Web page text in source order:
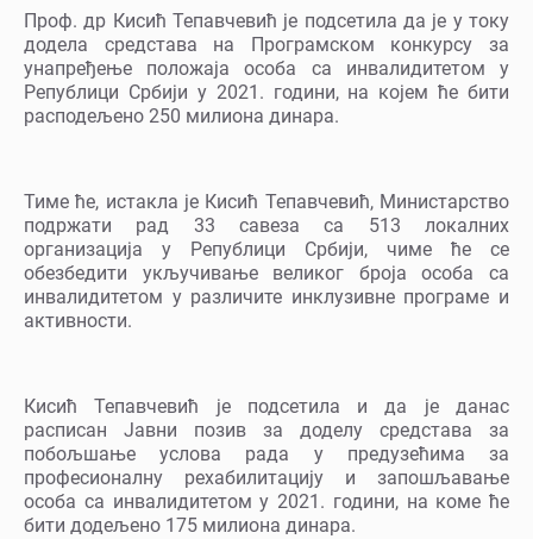
Проф. др Кисић Тепавчевић је подсетила да је у току
додела средстава на Програмском конкурсу за
унапређење положаја особа са инвалидитетом у
Републици Србији у 2021. години, на којем ће бити
расподељено 250 милиона динара.
Тиме ће, истакла је Кисић Тепавчевић, Министарство
подржати рад 33 савеза са 513 локалних
организација у Републици Србији, чиме ће се
обезбедити укључивање великог броја особа са
инвалидитетом у различите инклузивне програме и
активности.
Кисић Тепавчевић је подсетила и да је данас
расписан Јавни позив за доделу средстава за
побољшање услова рада у предузећима за
професионалну рехабилитацију и запошљавање
особа са инвалидитетом у 2021. години, на коме ће
бити додељено 175 милиона динара.